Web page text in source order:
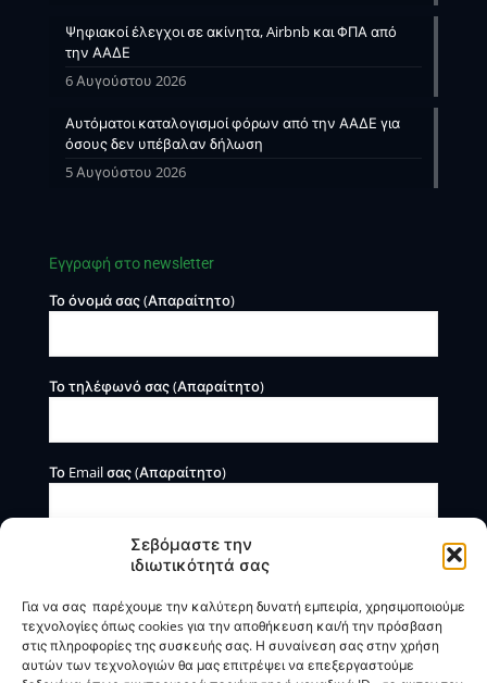
Σεβόμαστε την
ιδιωτικότητά σας
Για να σας παρέχουμε την καλύτερη δυνατή εμπειρία, χρησιμοποιούμε
τεχνολογίες όπως cookies για την αποθήκευση και/ή την πρόσβαση
στις πληροφορίες της συσκευής σας. Η συναίνεση σας στην χρήση
αυτών των τεχνολογιών θα μας επιτρέψει να επεξεργαστούμε
Ψηφιακοί έλεγχοι σε ακίνητα, Airbnb και ΦΠΑ από
την ΑΑΔΕ
6 Αυγούστου 2026
Αυτόματοι καταλογισμοί φόρων από την ΑΑΔΕ για
όσους δεν υπέβαλαν δήλωση
5 Αυγούστου 2026
Εγγραφή στο newsletter
Το όνομά σας (Απαραίτητο)
Το τηλέφωνό σας (Απαραίτητο)
Το Email σας (Απαραίτητο)
Η BOXmind παρέχει πληροφοριακές και συμβουλευτικές